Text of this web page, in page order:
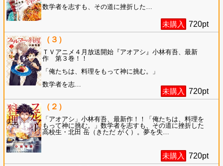
数学者を志すも、その道に挫折した
未購入 720pt
（３）
ＴＶアニメ４月放送開始『アオアシ』小林有吾、最新
作 第３巻！！
「俺たちは、料理をもって神に挑む。」
数学者を志
未購入 720pt
（２）
「アオアシ」小林有吾、最新作！！「俺たちは、料理を
もって神に挑む。」数学者を志すも、その道に挫折した
高校生・北田 岳（きただ がく）。夢を失
未購入 720pt